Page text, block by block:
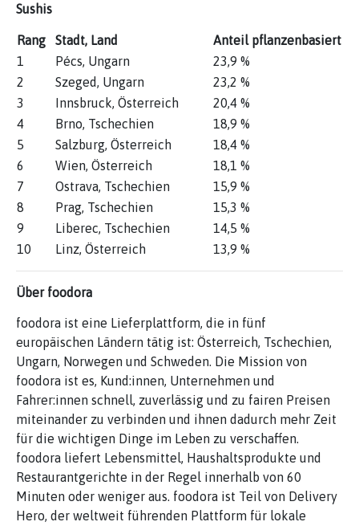
Sushis
Rang Stadt, Land
Anteil pflanzenbasiert
1
Pécs, Ungarn
23,9 %
2
Szeged, Ungarn
23,2 %
3
Innsbruck, Österreich
20,4 %
4
Brno, Tschechien
18,9 %
5
Salzburg, Österreich
18,4 %
6
Wien, Österreich
18,1 %
7
Ostrava, Tschechien
15,9 %
8
Prag, Tschechien
15,3 %
9
Liberec, Tschechien
14,5 %
10
Linz, Österreich 13,9 %
Über foodora
foodora ist eine Lieferplattform, die in fünf
europäischen Ländern tätig ist: Österreich, Tschechien,
Ungarn, Norwegen und Schweden. Die Mission von
foodora ist es, Kund:innen, Unternehmen und
Fahrer:innen schnell, zuverlässig und zu fairen Preisen
miteinander zu verbinden und ihnen dadurch mehr Zeit
für die wichtigen Dinge im Leben zu verschaffen.
foodora liefert Lebensmittel, Haushaltsprodukte und
Restaurantgerichte in der Regel innerhalb von 60
Minuten oder weniger aus. foodora ist Teil von Delivery
Hero, der weltweit führenden Plattform für lokale